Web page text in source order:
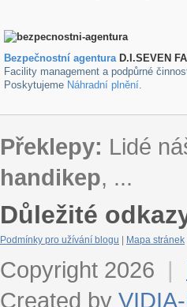
Bezpečnostní agenturaD.I.SEVEN
Facility management a podpůrné
Poskytujeme Náhradní plnění.
Překlepy: Lidé
handikep, ...
Důležité
Podmínky pro užívání blogu Mapa stránek
Copyright 2026 |
Created by